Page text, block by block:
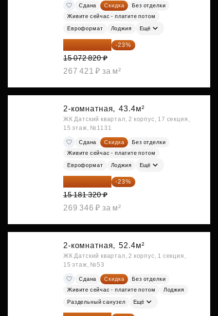
Сдана Скидка
Без отделки
Живите сейчас - платите потом
Евроформат Лоджия Ещё
11 606 071 ₽ -23%
15 072 820 ₽
267 421 ₽ за м²
2-комнатная, 43.4м²
ЖК Датский квартал, 2 корпус, 17 секция,
15 этаж, №1131
Сдана Скидка
Без отделки
Живите сейчас - платите потом
Евроформат Лоджия Ещё
11 689 616 ₽ -23%
15 181 320 ₽
269 346 ₽ за м²
2-комнатная, 52.4м²
ЖК Датский квартал, 2 корпус, 1 секция,
15 этаж, №53
Сдана Скидка
Без отделки
Живите сейчас - платите потом
Лоджия
Раздельный санузел Ещё